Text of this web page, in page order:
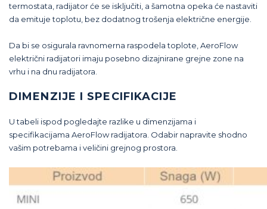
termostata, radijator će se isključiti, a šamotna opeka će nastaviti
da emituje toplotu, bez dodatnog trošenja električne energije.
Da bi se osigurala ravnomerna raspodela toplote, AeroFlow
električni radijatori imaju posebno dizajnirane grejne zone na
vrhu i na dnu radijatora.
DIMENZIJE I SPECIFIKACIJE
U tabeli ispod pogledajte razlike u dimenzijama i
specifikacijama AeroFlow radijatora. Odabir napravite shodno
vašim potrebama i veličini grejnog prostora.